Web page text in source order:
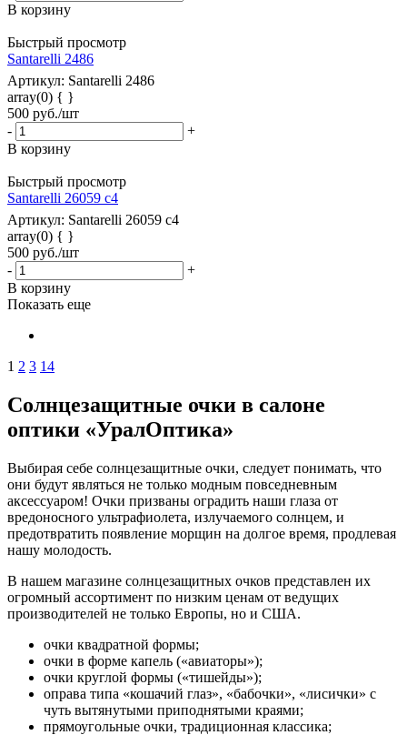
В корзину
Быстрый просмотр
Santarelli 2486
Артикул: Santarelli 2486
array(0) { }
500 руб./шт
-
+
В корзину
Быстрый просмотр
Santarelli 26059 с4
Артикул: Santarelli 26059 с4
array(0) { }
500 руб./шт
-
+
В корзину
Показать еще
1 2 3 14
Солнцезащитные очки в салоне
оптики «УралОптика»
Выбирая себе солнцезащитные очки, следует понимать, что
они будут являться не только модным повседневным
аксессуаром! Очки призваны оградить наши глаза от
вредоносного ультрафиолета, излучаемого солнцем, и
предотвратить появление морщин на долгое время, продлевая
нашу молодость.
В нашем магазине солнцезащитных очков представлен их
огромный ассортимент по низким ценам от ведущих
производителей не только Европы, но и США.
очки квадратной формы;
очки в форме капель («авиаторы»);
очки круглой формы («тишейды»);
оправа типа «кошачий глаз», «бабочки», «лисички» с
чуть вытянутыми приподнятыми краями;
прямоугольные очки, традиционная классика;